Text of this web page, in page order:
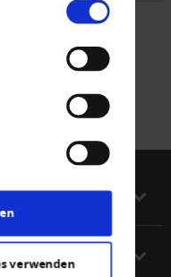
verwenden